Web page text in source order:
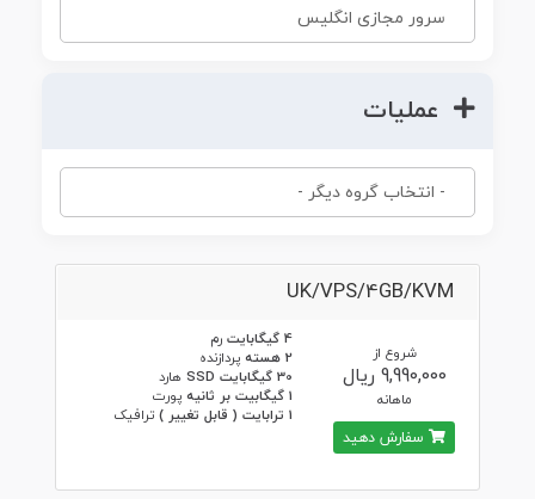
عملیات
UK/VPS/4GB/KVM
4 گیگابایت
رم
2 هسته
پردازنده
30 گیگابایت SSD
هارد
1 گیگابیت بر ثانیه
پورت
1 ترابایت ( قابل تغییر )
ترافیک
شروع از
9,990,000 ریال
ماهانه
سفارش دهید